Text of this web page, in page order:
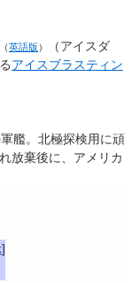
（英語版 ）
（アイスダ
アイスブラスティン
艦。北極探検用に頑
放棄後に、アメリカ
]